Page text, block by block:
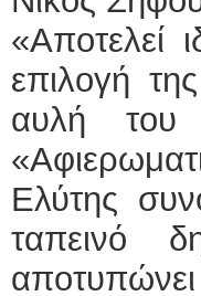
«Αποτελεί
επιλογή
αυλή του
Ελύτης
ταπεινό